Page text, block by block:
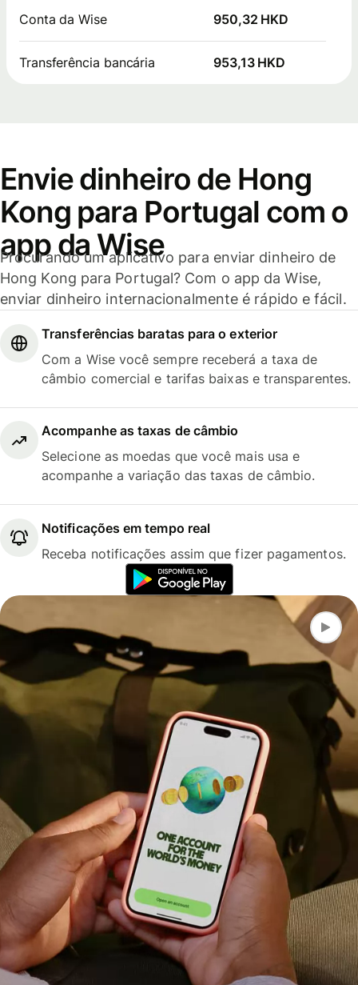
Conta da Wise 950,32 HKD
Transferência bancária 953,13 HKD
Envie dinheiro de Hong
Kong para Portugal com o
app da Wise
Procurando um aplicativo para enviar dinheiro de
Hong Kong para Portugal? Com o app da Wise,
enviar dinheiro internacionalmente é rápido e fácil.
Transferências baratas para o exterior
Com a Wise você sempre receberá a taxa de
câmbio comercial e tarifas baixas e transparentes.
Acompanhe as taxas de câmbio
Selecione as moedas que você mais usa e
acompanhe a variação das taxas de câmbio.
Notificações em tempo real
Receba notificações assim que fizer pagamentos.